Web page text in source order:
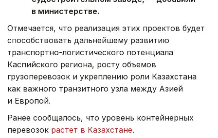
в министерстве.
Отмечается, что реализация этих проектов будет
способствовать дальнейшему развитию
транспортно-логистического потенциала
Каспийского региона, росту объемов
грузоперевозок и укреплению роли Казахстана
как важного транзитного узла между Азией
и Европой.
Ранее сообщалось, что уровень контейнерных
перевозок растет в Казахстане.